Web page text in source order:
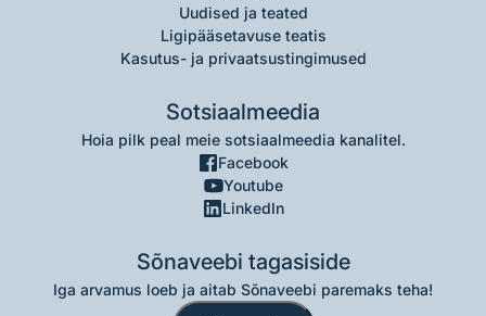
Uudised ja teated
Ligipääsetavuse teatis
Kasutus- ja privaatsustingimused
Sotsiaalmeedia
Hoia pilk peal meie sotsiaalmeedia kanalitel.
Facebook
Youtube
LinkedIn
Sõnaveebi tagasiside
Iga arvamus loeb ja aitab Sõnaveebi paremaks teha!